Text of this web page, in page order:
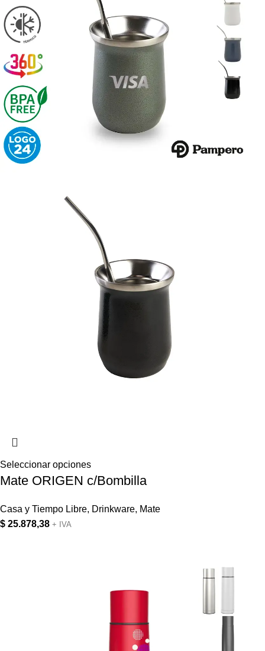
Seleccionar opciones
Mate ORIGEN c/Bombilla
Casa y Tiempo Libre, Drinkware, Mate
$ 25.878,38 + IVA